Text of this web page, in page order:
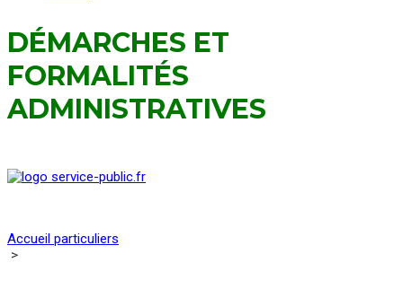
DÉMARCHES ET
FORMALITÉS
ADMINISTRATIVES
Accueil particuliers
>